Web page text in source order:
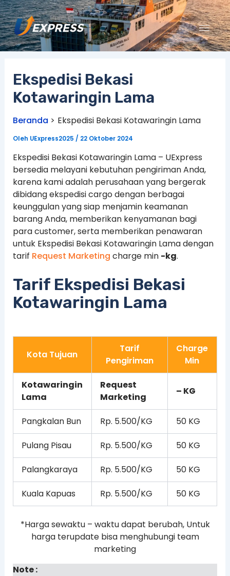
Lewati
ke
konten
Ekspedisi Bekasi
Kotawaringin Lama
Beranda Ekspedisi Bekasi Kotawaringin Lama
Oleh UExpress2025 / 22 Oktober 2024
Ekspedisi Bekasi Kotawaringin Lama – UExpress
bersedia melayani kebutuhan pengiriman Anda,
karena kami adalah perusahaan yang bergerak
dibidang ekspedisi cargo dengan berbagai
keunggulan yang siap menjamin keamanan
barang Anda, memberikan kenyamanan bagi
para customer, serta memberikan penawaran
untuk Ekspedisi Bekasi Kotawaringin Lama dengan
tarif Request Marketing charge min -kg.
Tarif Ekspedisi Bekasi
Kotawaringin Lama
Kota Tujuan
Tarif
Pengiriman
Charge
Min
Kotawaringin
Lama
Request
Marketing
– KG
Pangkalan Bun Rp. 5.500/KG 50 KG
Pulang Pisau Rp. 5.500/KG 50 KG
Palangkaraya Rp. 5.500/KG 50 KG
Kuala Kapuas Rp. 5.500/KG 50 KG
*Harga sewaktu – waktu dapat berubah, Untuk
harga terupdate bisa menghubungi team
marketing
Note :